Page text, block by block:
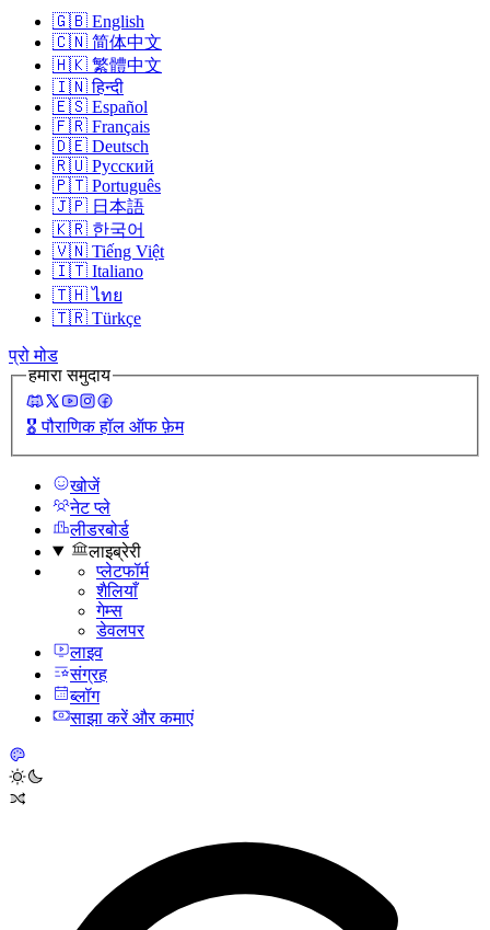
🇬🇧 English
🇨🇳 简体中文
🇭🇰 繁體中文
🇮🇳 हिन्दी
🇪🇸 Español
🇫🇷 Français
🇩🇪 Deutsch
🇷🇺 Русский
🇵🇹 Português
🇯🇵 日本語
🇰🇷 한국어
🇻🇳 Tiếng Việt
🇮🇹 Italiano
🇹🇭 ไทย
🇹🇷 Türkçe
प्रो मोड
हमारा समुदाय
🎖️पौराणिक हॉल ऑफ फ़ेम
खोजें
नेट प्ले
लीडरबोर्ड
लाइब्रेरी
प्लेटफॉर्म
शैलियाँ
गेम्स
डेवलपर
लाइव
संग्रह
ब्लॉग
साझा करें और कमाएं